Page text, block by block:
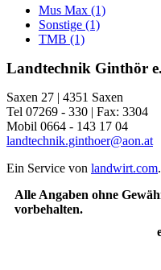
Mus Max (1)
Sonstige (1)
TMB (1)
Landtechnik Ginthör
Saxen 27 | 4351 Saxen
Tel 07269 - 330 | Fax: 3304
Mobil 0664 - 143 17 04
landtechnik.ginthoer@aon.at
Ein Service von landwirt.com.
Alle Angaben ohne
vorbehalten.